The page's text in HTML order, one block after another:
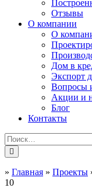
Отзывы
О компании
О
Дом в
Экспорт
Вопросы
Акции и
Блог
Контакты
» Главная » Проекты
10